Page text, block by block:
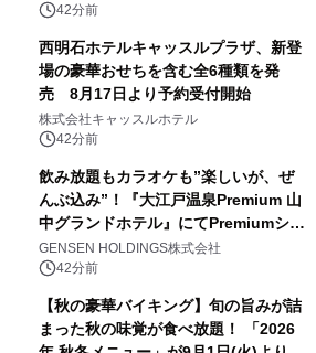
42分前
西明石ホテルキャッスルプラザ、新登
場の豪華おせちを含む全6種類を発
売 8月17日より予約受付開始
株式会社キャッスルホテル
42分前
飲み放題もカラオケも”楽しいが、ぜ
んぶ込み”！『大江戸温泉Premium 山
中グランドホテル』にてPremiumシリ
ーズ初のオールインクルーシブ導入
GENSEN HOLDINGS株式会社
42分前
【秋の豪華バイキング】旬の旨みが詰
まった秋の味覚が食べ放題！ 「2026